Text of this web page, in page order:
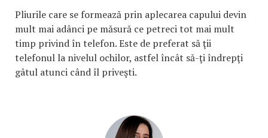
Pliurile care se formează prin aplecarea capului devin
mult mai adânci pe măsură ce petreci tot mai mult
timp privind în telefon. Este de preferat să ţii
telefonul la nivelul ochilor, astfel încât să-ţi îndrepţi
gâtul atunci când îl priveşti.